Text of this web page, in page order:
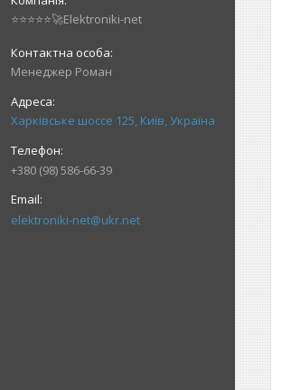
⭐⭐⭐⭐⭐🚀Elektroniki-net
Менеджер Роман
Харківське шоссе 125, Київ, Україна
+380 (98) 586-66-39
elektroniki-net@ukr.net